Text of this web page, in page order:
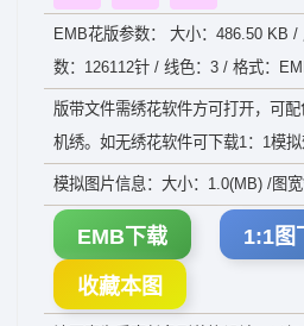
EMB花版参数： 大小：486.50 KB
数：126112针 / 线色：3 / 格式：
版带文件需绣花软件方可打开，可
机绣。如无绣花软件可下载1：1模拟
模拟图片信息：大小：1.0(MB) /图
EMB下载 1:1图
收藏本图